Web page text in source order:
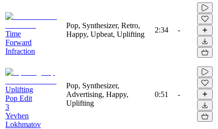
Time
Forward
Infraction
Pop, Synthesizer, Retro,
Happy, Upbeat, Uplifting
2:34 -
Uplifting
Pop Edit
3
Yevhen
Lokhmatov
Pop, Synthesizer,
Advertising, Happy,
Uplifting
0:51 -